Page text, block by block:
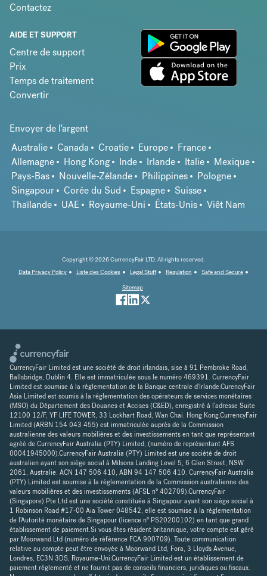
Contactez
AIDE ET SUPPORT
Centre de support
Prix
Temps de traitement
Convertir
Envoyer de l'argent
Australie
Canada Croatie Europe
France
Allemagne
Hong Kong Inde Irlande Italie
Mexique
Pays-Bas
Nouvelle-Zélande Philippines
Pologne
Singapour
Corée du Sud Espagne
Suisse
Thaïlande
UAE Royaume-Uni États-Unis Viêt Nam
Copyright © 2026 CurrencyFair LTD. All rights reserved.
Data Privacy Policy
Liste des Cookies Legal Stuff Regulation
Safe and Secure
Sitemap
CurrencyFair Limited est une société de droit irlandais, sise à 91 Pembroke Road,
Ballsbridge, Dublin 4. Elle est immatriculée sous le numéro 469391. CurrencyFair
Limited est soumise à la réglementation de la Banque centrale d'Irlande.CurencyFair
Asia Limited est soumis à la réglementation des opérateurs de services monétaires
(MSO) du Département des Douanes et Accises (C&ED), enregistré à l'adresse Suite
12100 12/F, YF LIFE TOWER, 33 Lockhart Road, Wan Chai. Hong Kong.CurrencyFair
Limited (ARBN 154 043 455) est immatriculée auprès de la Commission
australienne des valeurs mobilières et des investissements en tant que représentant
agréé de CurrencyFair Australia (PTY) Limited, (numéro de représentant AFS
00041945000).CurrencyFair Australia (PTY) Limited est une société de droit
australien ayant son siège social à Milsons Landing Level 5, 6 Glen Street, NSW
2061, Australie. ACN 147 506 410, ABN 94 147 506 410. CurrencyFair Australia
(PTY) Limited est soumise à la réglementation de la Commission australienne des
valeurs mobilières et des investissements (AFSL n° 402709).CurrencyFair
(Singapore) Pte Ltd est une société constituée à Singapour ayant son siège social à
1 Robinson Road #17-00 Aia Tower 048542, elle est soumise à la réglementation
de l'Autorité monétaire de Singapour (licence n° PS20200102) en tant que grand
établissement de paiement.Si vous êtes résident britannique, votre compte est géré
par Moorwand Ltd (numéro de référence FCA 900709). Toute communication
relative au compte peut être envoyée à Moorwand Ltd, Fora, 3 Lloyds Avenue,
Londres, EC3N 3DS, Royaume-Uni.CurrencyFair Limited est un établissement de
paiement réglementé et ne fournit pas de conseils financiers, juridiques ou fiscaux.